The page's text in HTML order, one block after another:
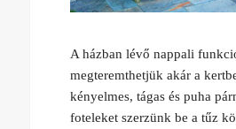
A házban lévő nappali
megteremthetjük akár a
kényelmes, tágas és puha
foteleket szerzünk be a tűz